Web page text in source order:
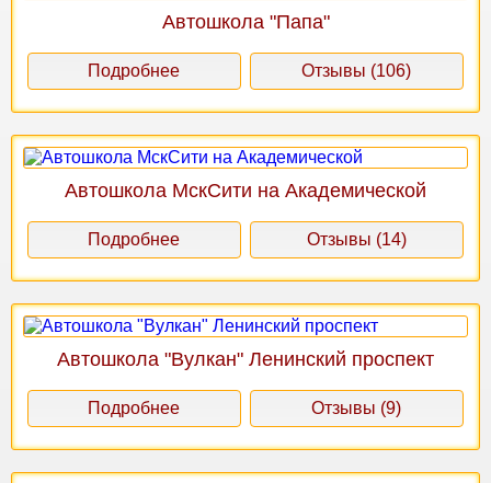
Автошкола "Папа"
Подробнее Отзывы (106)
Автошкола МскСити на Академической
Подробнее Отзывы (14)
Автошкола "Вулкан" Ленинский проспект
Подробнее Отзывы (9)